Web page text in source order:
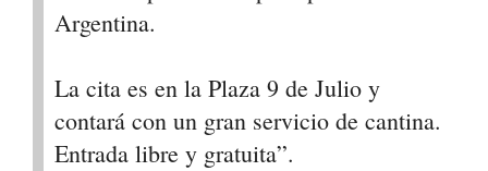
Argentina.
La cita es en la Plaza 9 de Julio y
contará con un gran servicio de cantina.
Entrada libre y gratuita”.